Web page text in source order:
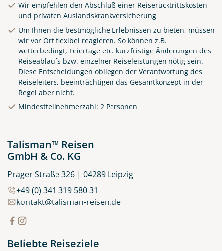
Küste von Madeira nahe
Santana
© Rulan - stock.adobe.com
Wir empfehlen den Abschluß einer Reiserücktrittskosten-
und privaten Auslandskrankversicherung
Um Ihnen die bestmögliche Erlebnissen zu bieten, müssen
wir vor Ort flexibel reagieren. So können z.B.
wetterbedingt, Feiertage etc. kurzfristige Änderungen des
Reiseablaufs bzw. einzelner Reiseleistungen nötig sein.
Diese Entscheidungen obliegen der Verantwortung des
Reiseleiters, beeinträchtigen das Gesamtkonzept in der
Regel aber nicht.
Mindestteilnehmerzahl: 2 Personen
Talisman™ Reisen
GmbH & Co. KG
Prager Straße 326 | 04289 Leipzig
+49 (0) 341 319 580 31
kontakt@talisman-reisen.de
Beliebte Reiseziele